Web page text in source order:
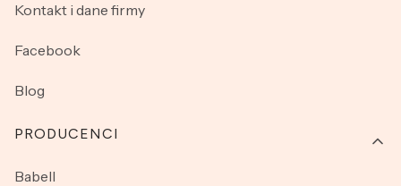
Kontakt i dane firmy
Facebook
Blog
PRODUCENCI
Babell